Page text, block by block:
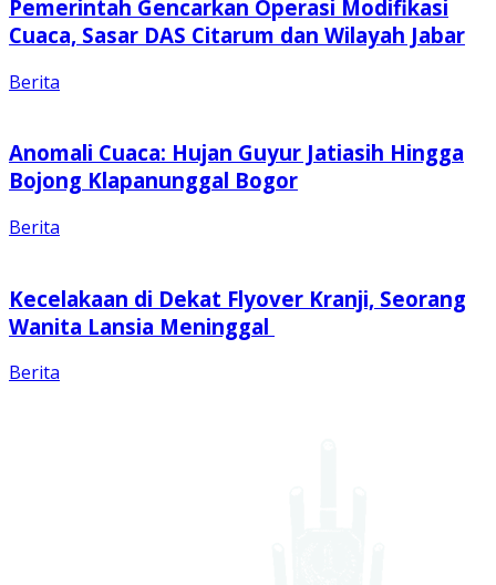
Pemerintah Gencarkan Operasi Modifikasi
Cuaca, Sasar DAS Citarum dan Wilayah Jabar
Berita
Anomali Cuaca: Hujan Guyur Jatiasih Hingga
Bojong Klapanunggal Bogor
Berita
Kecelakaan di Dekat Flyover Kranji, Seorang
Wanita Lansia Meninggal
Berita